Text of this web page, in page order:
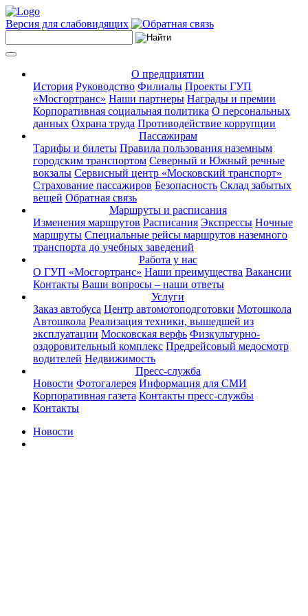
Версия для слабовидящих
О предприятии
История Руководство Филиалы Проекты ГУП
«Мосгортранс» Наши партнеры Награды и премии
Корпоративная социальная политика О персональных
данных Охрана труда Противодействие коррупции
Пассажирам
Тарифы и билеты Правила пользования наземным
городским транспортом Северный и Южный речные
вокзалы Сервисный центр «Московский транспорт»
Страхование пассажиров Безопасность Склад забытых
вещей Обратная связь
Маршруты и расписания
Изменения маршрутов Расписания Экспрессы Ночные
маршруты Специальные рейсы маршрутов наземного
транспорта до учебных заведений
Работа у нас
О ГУП «Мосгортранс» Наши преимущества Вакансии
Контакты Ваши вопросы – наши ответы
Услуги
Заказ автобуса Центр автомотоподготовки Мотошкола
Автошкола Реализация техники, вышедшей из
эксплуатации Московская верфь Физкультурно-
оздоровительный комплекс Предрейсовый медосмотр
водителей Недвижимость
Пресс-служба
Новости Фотогалерея Информация для СМИ
Корпоративная газета Контакты пресс-службы
Контакты
Новости